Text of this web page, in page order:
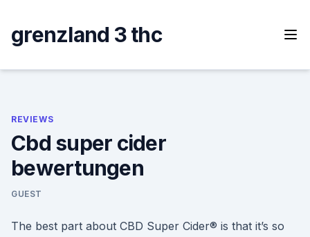
content
grenzland 3 thc
REVIEWS
Cbd super cider
bewertungen
GUEST
The best part about CBD Super Cider® is that it’s so